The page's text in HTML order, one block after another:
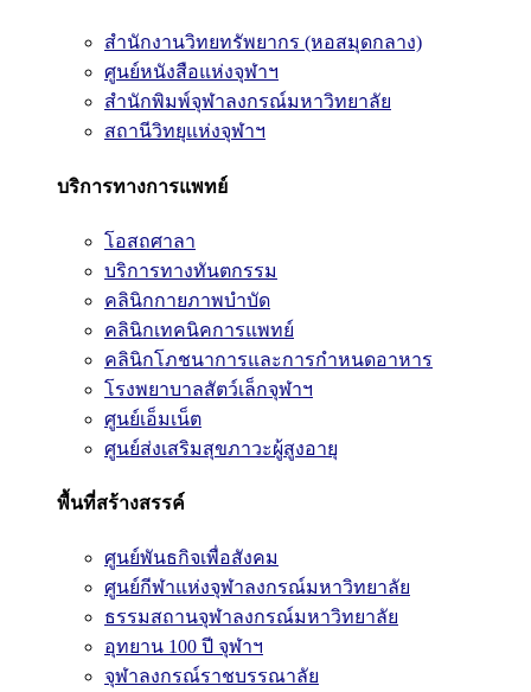
สำนักงานวิทยทรัพยากร (หอสมุดกลาง)
ศูนย์หนังสือแห่งจุฬาฯ
สำนักพิมพ์จุฬาลงกรณ์มหาวิทยาลัย
สถานีวิทยุแห่งจุฬาฯ
บริการทางการแพทย์
โอสถศาลา
บริการทางทันตกรรม
คลินิกกายภาพบำบัด
คลินิกเทคนิคการแพทย์
คลินิกโภชนาการและการกำหนดอาหาร
โรงพยาบาลสัตว์เล็กจุฬาฯ
ศูนย์เอ็มเน็ต
ศูนย์ส่งเสริมสุขภาวะผู้สูงอายุ
พื้นที่สร้างสรรค์
ศูนย์พันธกิจเพื่อสังคม
ศูนย์กีฬาแห่งจุฬาลงกรณ์มหาวิทยาลัย
ธรรมสถานจุฬาลงกรณ์มหาวิทยาลัย
อุทยาน 100 ปี จุฬาฯ
จุฬาลงกรณ์ราชบรรณาลัย